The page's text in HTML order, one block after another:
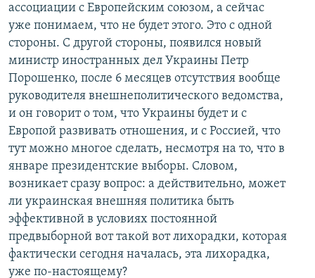
ассоциации с Европейским союзом, а сейчас
уже понимаем, что не будет этого. Это с одной
стороны. С другой стороны, появился новый
министр иностранных дел Украины Петр
Порошенко, после 6 месяцев отсутствия вообще
руководителя внешнеполитического ведомства,
и он говорит о том, что Украины будет и с
Европой развивать отношения, и с Россией, что
тут можно многое сделать, несмотря на то, что в
январе президентские выборы. Словом,
возникает сразу вопрос: а действительно, может
ли украинская внешняя политика быть
эффективной в условиях постоянной
предвыборной вот такой вот лихорадки, которая
фактически сегодня началась, эта лихорадка,
уже по-настоящему?